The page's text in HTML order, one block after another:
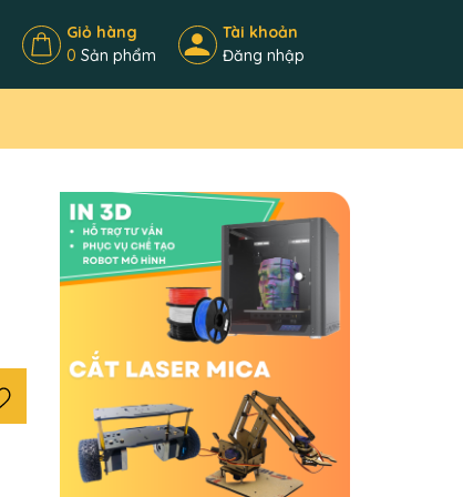
Giỏ hàng
0 Sản phẩm
Tài khoản
Đăng nhập